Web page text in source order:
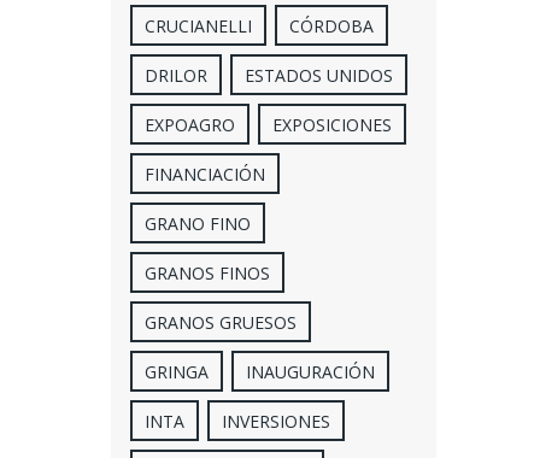
CRUCIANELLI CÓRDOBA
DRILOR ESTADOS UNIDOS
EXPOAGRO EXPOSICIONES
FINANCIACIÓN
GRANO FINO
GRANOS FINOS
GRANOS GRUESOS
GRINGA INAUGURACIÓN
INTA INVERSIONES